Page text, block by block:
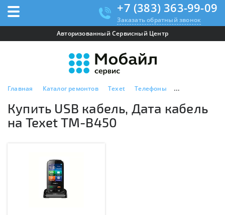
+7 (383) 363-99-09
Заказать обратный звонок
Авторизованный Сервисный Центр
Главная Каталог ремонтов Texet Телефоны Texet TM-B450
Купить USB кабель, Дата кабель
на Texet TM-B450